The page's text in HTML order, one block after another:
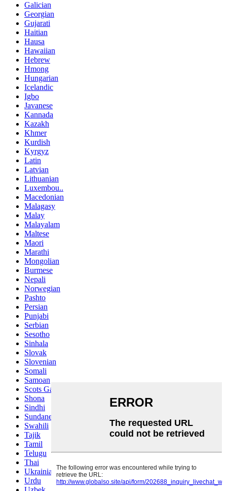
Galician
Georgian
Gujarati
Haitian
Hausa
Hawaiian
Hebrew
Hmong
Hungarian
Icelandic
Igbo
Javanese
Kannada
Kazakh
Khmer
Kurdish
Kyrgyz
Latin
Latvian
Lithuanian
Luxembou..
Macedonian
Malagasy
Malay
Malayalam
Maltese
Maori
Marathi
Mongolian
Burmese
Nepali
Norwegian
Pashto
Persian
Punjabi
Serbian
Sesotho
Sinhala
Slovak
Slovenian
Somali
Samoan
Scots Gaelic
Shona
Sindhi
Sundanese
Swahili
Tajik
Tamil
Telugu
Thai
Ukrainian
Urdu